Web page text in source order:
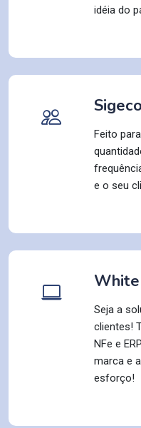
idéia do
Feito
e o seu
Seja a
clientes!
NFe e
marca e
esforço!